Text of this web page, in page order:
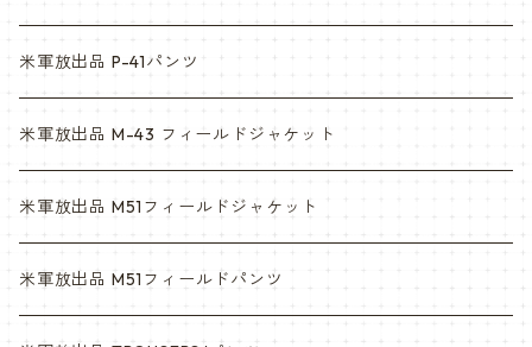
マルチカム
3c
6c
デザート
ACU
マルチカム
3c
6c
米軍放出品 P-41パンツ
米軍放出品 M-43 フィールドジャケット
米軍放出品 M51フィールドジャケット
米軍放出品 M51フィールドパンツ